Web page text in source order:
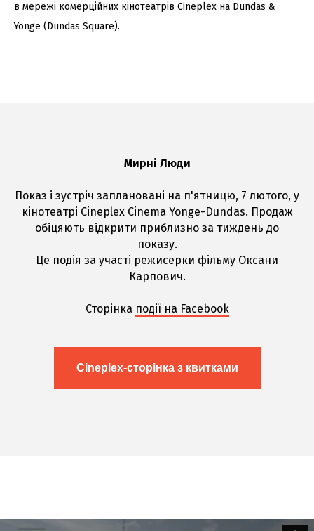
в мережі комерційних кінотеатрів Cineplex на Dundas &
Yonge (Dundas Square).
Мирні Люди
Показ і зустріч заплановані на п'ятницю, 7 лютого, у
кінотеатрі Cineplex Cinema Yonge-Dundas. Продаж
обіцяють відкрити приблизно за тиждень до
показу.
Це подія за участі режисерки фільму Оксани
Карпович.
Сторінка події на Facebook
Cineplex-cторінка з квитками